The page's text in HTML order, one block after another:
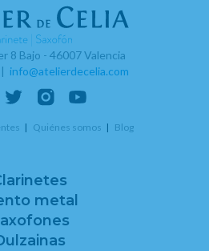
8 Bajo - 46007 Valencia
info@atelierdecelia.com
Quiénes somos Blog
metal